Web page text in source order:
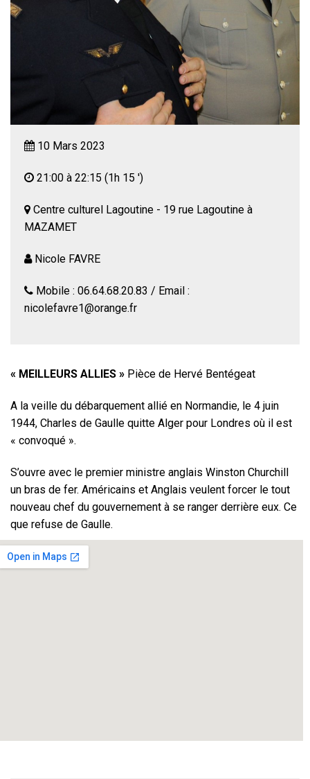
10 Mars 2023
21:00 à 22:15 (1h 15 ')
Centre culturel Lagoutine - 19 rue Lagoutine à
MAZAMET
Nicole FAVRE
Mobile : 06.64.68.20.83 / Email :
nicolefavre1@orange.fr
« MEILLEURS ALLIES » Pièce de Hervé Bentégeat
A la veille du débarquement allié en Normandie, le 4 juin
1944, Charles de Gaulle quitte Alger pour Londres où il est
« convoqué ».
S’ouvre avec le premier ministre anglais Winston Churchill
un bras de fer. Américains et Anglais veulent forcer le tout
nouveau chef du gouvernement à se ranger derrière eux. Ce
que refuse de Gaulle.
Un face-à-face orageux entre deux monstres de l’Histoire,
qui éprouvent l’un pour l’autre un mélange d’estime et